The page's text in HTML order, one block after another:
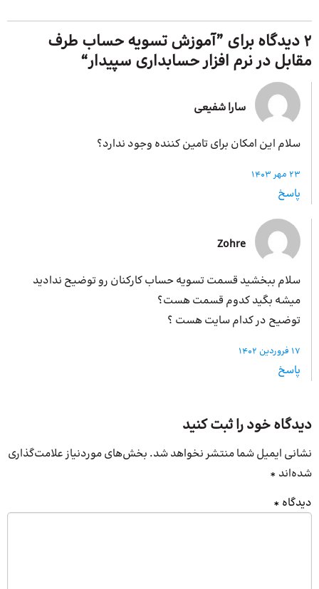
2 دیدگاه برای ”
آموزش تسویه حساب طرف
مقابل در نرم افزار حسابداری سپیدار“
سارا شفیعی
سلام این امکان برای تامین کننده وجود ندارد؟
23 مهر 1403
پاسخ
Zohre
سلام ببخشید قسمت تسویه حساب کارکنان رو توضیح ندادید
میشه بگید کدوم قسمت هست؟
توضیح در کدام سایت هست ؟
17 فروردین 1402
پاسخ
دیدگاه خود را ثبت کنید
نشانی ایمیل شما منتشر نخواهد شد. بخش‌های موردنیاز علامت‌گذاری
شده‌اند *
دیدگاه *